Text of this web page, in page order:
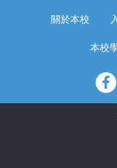
關於本校
本校